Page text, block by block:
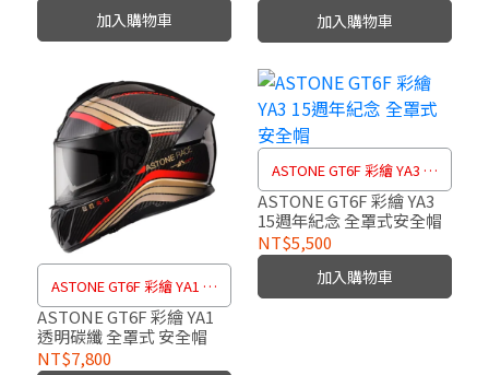
加入購物車 加入購物車
ASTONE GT6F 彩繪 YA1 透
明碳纖 全罩式 安全帽
ASTONE GT6F 彩繪 YA1
透明碳纖 全罩式 安全帽
NT$7,800
ASTONE GT6F 彩繪 YA3 15
週年紀念 全罩式安全帽
ASTONE GT6F 彩繪 YA3
15週年紀念 全罩式安全帽
NT$5,500
加入購物車